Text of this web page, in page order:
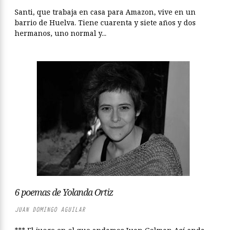
Santi, que trabaja en casa para Amazon, vive en un
barrio de Huelva. Tiene cuarenta y siete años y dos
hermanos, uno normal y...
6 poemas de Yolanda Ortiz
JUAN DOMINGO AGUILAR